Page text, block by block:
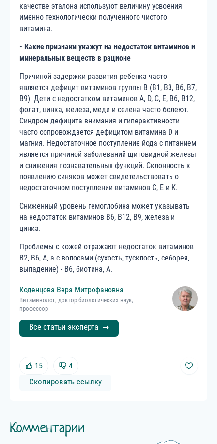
качестве эталона используют величину усвоения
именно технологически полученного чистого
витамина.
- Какие признаки укажут на недостаток витаминов и
минеральных веществ в рационе
Причиной задержки развития ребенка часто
является дефицит витаминов группы В (В1, В3, В6, В7,
В9). Дети с недостатком витаминов A, D, C, E, B6, B12,
фолат, цинка, железа, меди и селена часто болеют.
Синдром дефицита внимания и гиперактивности
часто сопровождается дефицитом витамина D и
магния. Недостаточное поступление йода с питанием
является причиной заболеваний щитовидной железы
и снижения познавательных функций. Склонность к
появлению синяков может свидетельствовать о
недостаточном поступлении витаминов С, Е и К.
Сниженный уровень гемоглобина может указывать
на недостаток витаминов В6, В12, В9, железа и
цинка.
Проблемы с кожей отражают недостаток витаминов
В2, В6, А, а с волосами (сухость, тусклость, себорея,
выпадение) - В6, биотина, А.
Коденцова Вера Митрофановна
Витаминолог, доктор биологических наук,
профессор
Все статьи эксперта
15 4
Скопировать ссылку
Комментарии